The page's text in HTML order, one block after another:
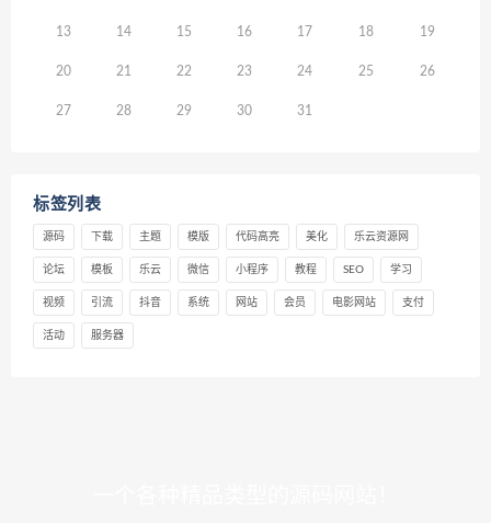
13 14 15 16 17 18 19
20 21 22 23 24 25 26
27 28 29 30 31
标签列表
源码 下载 主题 模版 代码高亮 美化 乐云资源网
论坛 模板 乐云 微信 小程序 教程 SEO 学习
视频 引流 抖音 系统 网站 会员 电影网站 支付
活动 服务器